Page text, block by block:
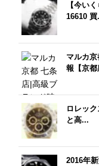
【今い
16610 買
マルカ
報【京
ロレッ
と高...
2016年